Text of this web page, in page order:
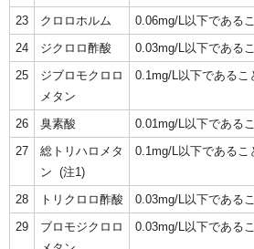
23 クロロホルム 0.06mg/L以下である
24
ジクロロ酢酸 0.03mg/L以下である
25
ジブロモクロロ
メタン
0.1mg/L以下であるこ
26 臭素酸 0.01mg/L以下である
27
総トリハロメタ
ン (注1)
0.1mg/L以下であるこ
28 トリクロロ酢酸 0.03mg/L以下である
29
ブロモジクロロ
0.03mg/L以下である